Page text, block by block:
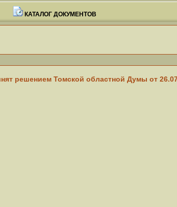
КАТАЛОГ ДОКУМЕНТОВ
Томской областной Думы от